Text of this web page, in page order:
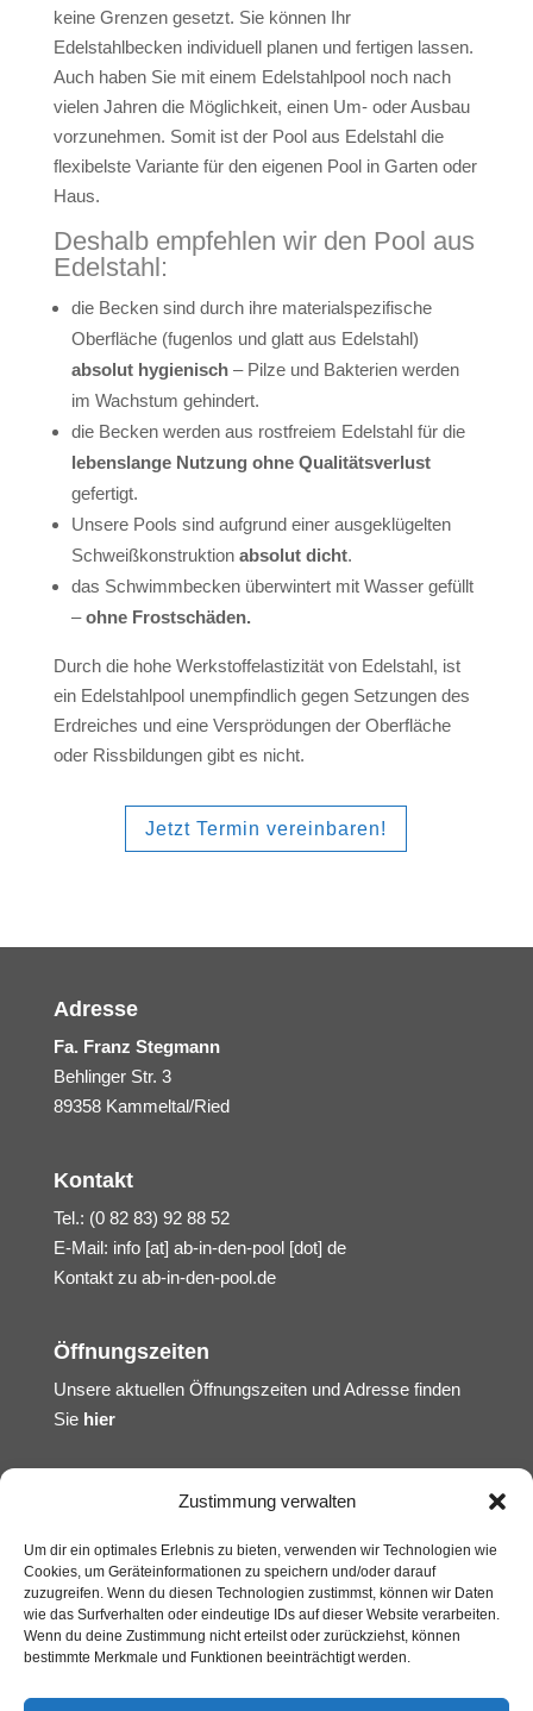
Zustimmung verwalten
Um dir ein optimales Erlebnis zu bieten, verwenden wir Technologien wie
Cookies, um Geräteinformationen zu speichern und/oder darauf
zuzugreifen. Wenn du diesen Technologien zustimmst, können wir Daten
wie das Surfverhalten oder eindeutige IDs auf dieser Website verarbeiten.
Wenn du deine Zustimmung nicht erteilst oder zurückziehst, können
bestimmte Merkmale und Funktionen beeinträchtigt werden.
keine Grenzen gesetzt. Sie können Ihr
Edelstahlbecken individuell planen und fertigen lassen.
Auch haben Sie mit einem Edelstahlpool noch nach
vielen Jahren die Möglichkeit, einen Um- oder Ausbau
vorzunehmen. Somit ist der Pool aus Edelstahl die
flexibelste Variante für den eigenen Pool in Garten oder
Haus.
Deshalb empfehlen wir den Pool aus
Edelstahl:
die Becken sind durch ihre materialspezifische
Oberfläche (fugenlos und glatt aus Edelstahl)
absolut hygienisch– Pilze und Bakterien werden
im Wachstum gehindert.
die Becken werden aus rostfreiem Edelstahl für die
lebenslange Nutzung ohne Qualitätsverlust
gefertigt.
Unsere Pools sind aufgrund einer ausgeklügelten
Schweißkonstruktion absolut dicht.
das Schwimmbecken überwintert mit Wasser gefüllt
–ohne Frostschäden.
Durch die hohe Werkstoffelastizität von Edelstahl, ist
ein Edelstahlpool unempfindlich gegen Setzungen des
Erdreiches und eine Versprödungen der Oberfläche
oder Rissbildungen gibt es nicht.
Jetzt Termin vereinbaren!
Adresse
Fa. Franz Stegmann
Behlinger Str. 3
89358 Kammeltal/Ried
Kontakt
Tel.: (0 82 83) 92 88 52
E-Mail: info [at] ab-in-den-pool [dot] de
Kontakt zu ab-in-den-pool.de
Öffnungszeiten
Unsere aktuellen Öffnungszeiten und Adresse finden
Sie hier